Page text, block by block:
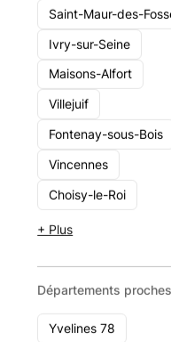
Saint-Maur-des-
Ivry-sur-Seine
Maisons-Alfort
Villejuif
Fontenay-sous-Bois
Vincennes
Choisy-le-Roi
+ Plus
Départements proches
Yvelines 78
Cabinet Fennas
53 boulevard de la
11 - 49